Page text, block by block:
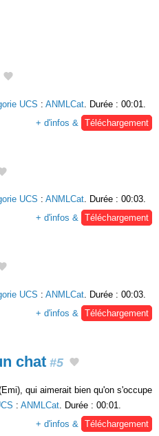
UCS : ANMLCat . Durée : 00:01.
+ d'infos &
Téléchargement
UCS : ANMLCat. Durée : 00:03.
+ d'infos & Téléchargement
UCS : ANMLCat. Durée : 00:03.
+ d'infos & Téléchargement
chat #5
qui aimerait bien qu'on s'occupe
: ANMLCat . Durée : 00:01.
+ d'infos &
Téléchargement